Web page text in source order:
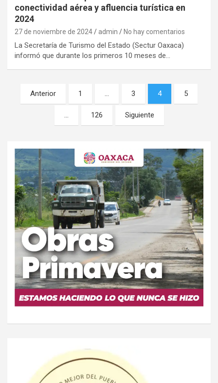
conectividad aérea y afluencia turística en
2024
27 de noviembre de 2024 admin No hay comentarios
La Secretaría de Turismo del Estado (Sectur Oaxaca)
informó que durante los primeros 10 meses de…
Navegación
de
entradas
Anterior 1 … 3 4 5
… 126 Siguiente